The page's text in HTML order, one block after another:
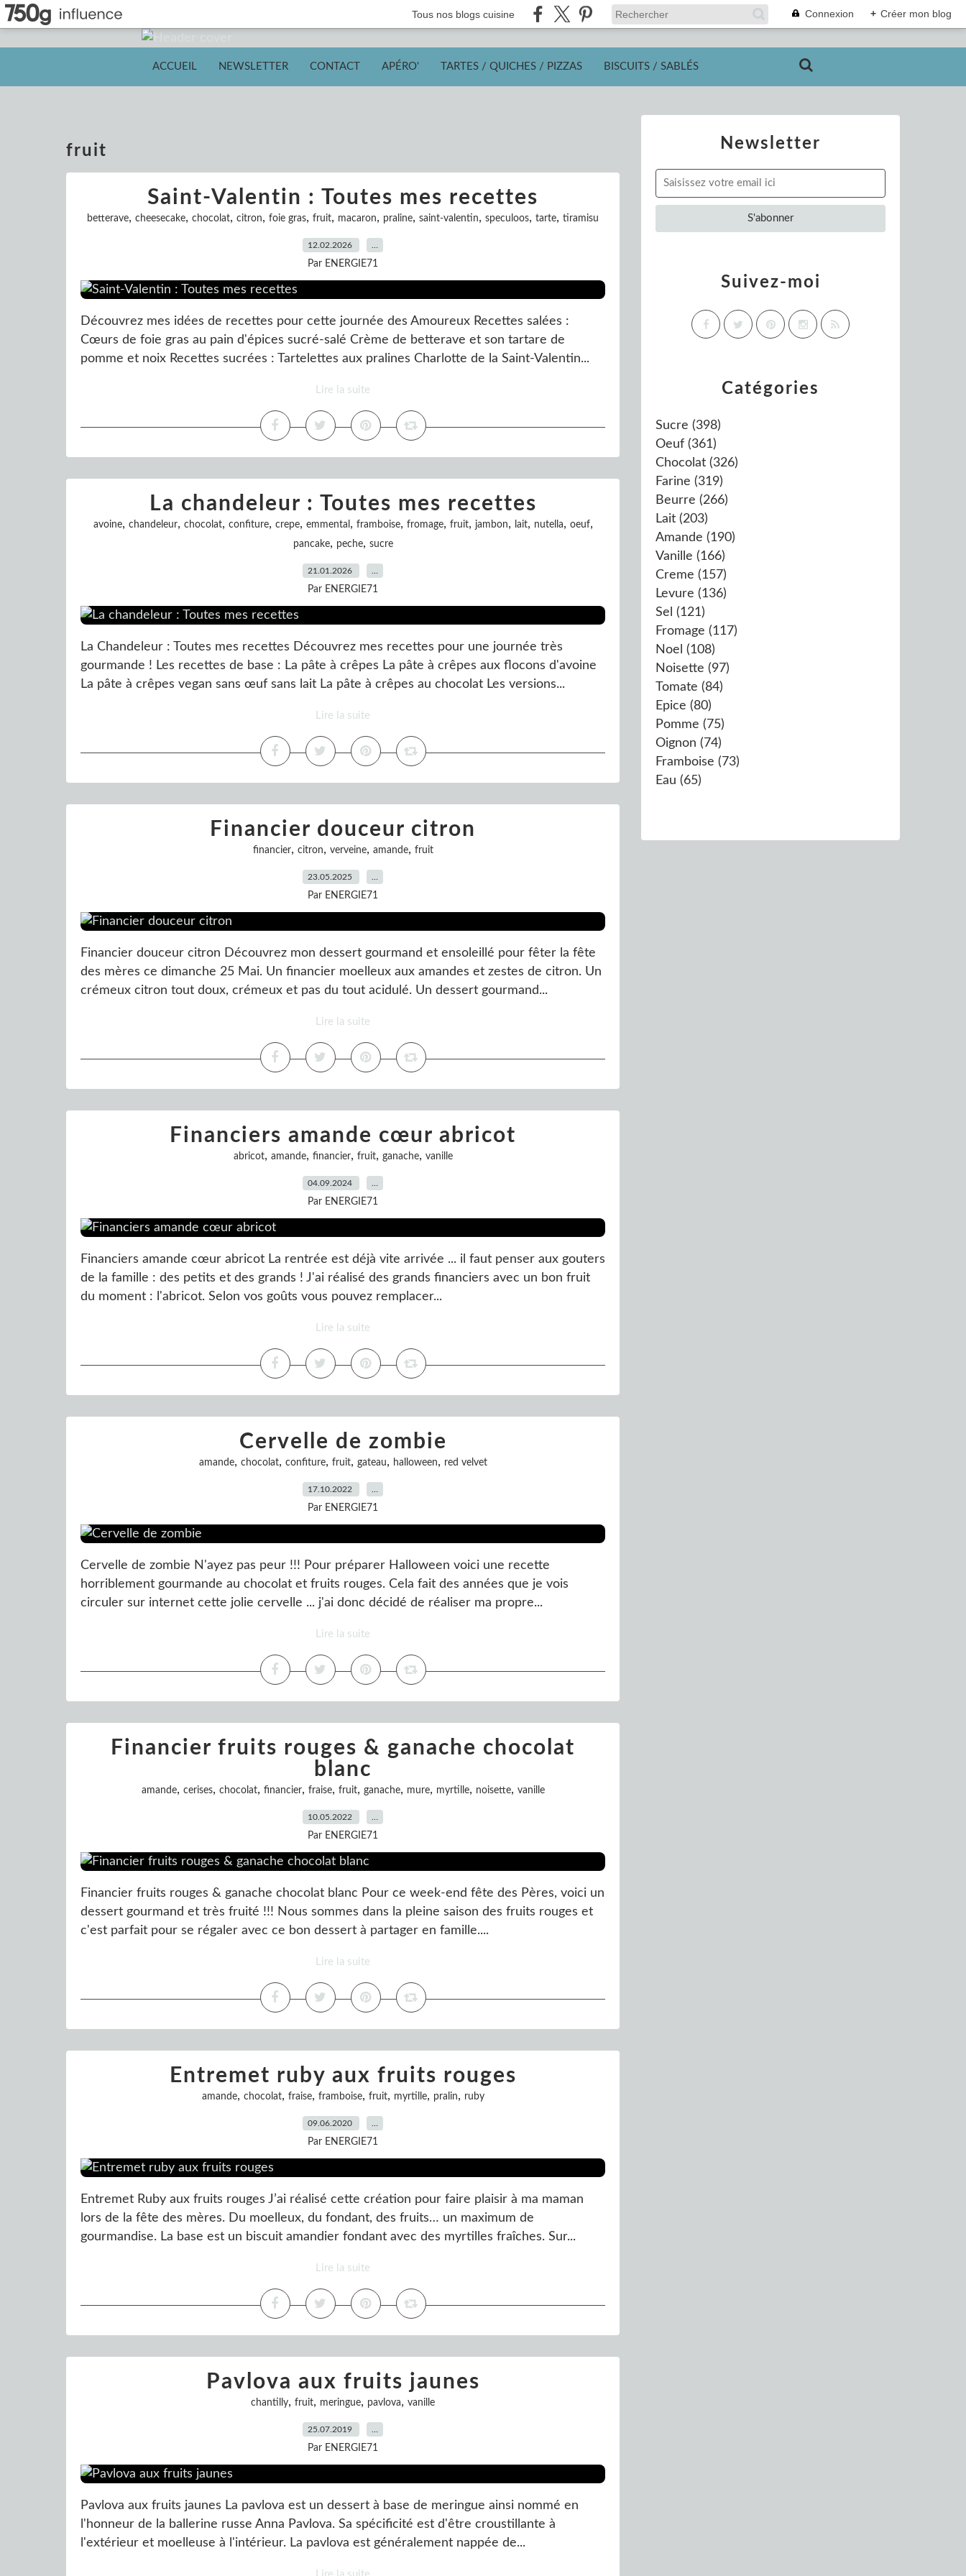
Tous nos blogs cuisine Connexion + Créer mon blog
ACCUEIL NEWSLETTER CONTACT APÉRO' TARTES / QUICHES / PIZZAS BISCUITS / SABLÉS
fruit
Saint-Valentin : Toutes mes recettes
betterave, cheesecake, chocolat, citron, foie gras, fruit, macaron, praline, saint-valentin, speculoos, tarte, tiramisu
12.02.2026
Par ENERGIE71
Découvrez mes idées de recettes pour cette journée des Amoureux Recettes salées :
Cœurs de foie gras au pain d'épices sucré-salé Crème de betterave et son tartare de
pomme et noix Recettes sucrées : Tartelettes aux pralines Charlotte de la Saint-Valentin...
Lire la suite
La chandeleur : Toutes mes recettes
avoine, chandeleur, chocolat, confiture, crepe, emmental , framboise, fromage, fruit, jambon, lait, nutella, oeuf,
pancake, peche, sucre
21.01.2026
Par ENERGIE71
La Chandeleur : Toutes mes recettes Découvrez mes recettes pour une journée très
gourmande ! Les recettes de base : La pâte à crêpes La pâte à crêpes aux flocons d'avoine
La pâte à crêpes vegan sans œuf sans lait La pâte à crêpes au chocolat Les versions...
Lire la suite
Financier douceur citron
financier, citron, verveine, amande, fruit
23.05.2025
Par ENERGIE71
Financier douceur citron Découvrez mon dessert gourmand et ensoleillé pour fêter la fête
des mères ce dimanche 25 Mai. Un financier moelleux aux amandes et zestes de citron. Un
crémeux citron tout doux, crémeux et pas du tout acidulé. Un dessert gourmand...
Lire la suite
Financiers amande cœur abricot
abricot, amande, financier, fruit, ganache, vanille
04.09.2024
Par ENERGIE71
Financiers amande cœur abricot La rentrée est déjà vite arrivée ... il faut penser aux gouters
de la famille : des petits et des grands ! J'ai réalisé des grands financiers avec un bon fruit
du moment : l'abricot. Selon vos goûts vous pouvez remplacer...
Lire la suite
Cervelle de zombie
amande, chocolat, confiture, fruit, gateau, halloween, red velvet
17.10.2022
Par ENERGIE71
Cervelle de zombie N'ayez pas peur !!! Pour préparer Halloween voici une recette
horriblement gourmande au chocolat et fruits rouges. Cela fait des années que je vois
circuler sur internet cette jolie cervelle ... j'ai donc décidé de réaliser ma propre...
Lire la suite
Financier fruits rouges & ganache chocolat
blanc
amande, cerises, chocolat, financier, fraise, fruit, ganache, mure, myrtille, noisette, vanille
10.05.2022
Par ENERGIE71
Financier fruits rouges & ganache chocolat blanc Pour ce week-end fête des Pères, voici un
dessert gourmand et très fruité !!! Nous sommes dans la pleine saison des fruits rouges et
c'est parfait pour se régaler avec ce bon dessert à partager en famille....
Lire la suite
Entremet ruby aux fruits rouges
amande, chocolat, fraise, framboise, fruit, myrtille, pralin, ruby
09.06.2020
Par ENERGIE71
Entremet Ruby aux fruits rouges J’ai réalisé cette création pour faire plaisir à ma maman
lors de la fête des mères. Du moelleux, du fondant, des fruits… un maximum de
gourmandise. La base est un biscuit amandier fondant avec des myrtilles fraîches. Sur...
Lire la suite
Pavlova aux fruits jaunes
chantilly, fruit, meringue, pavlova, vanille
25.07.2019
Par ENERGIE71
Pavlova aux fruits jaunes La pavlova est un dessert à base de meringue ainsi nommé en
l'honneur de la ballerine russe Anna Pavlova. Sa spécificité est d'être croustillante à
l'extérieur et moelleuse à l'intérieur. La pavlova est généralement nappée de...
Newsletter
Catégories
Sucre (398)
Oeuf (361)
Chocolat (326)
Farine (319)
Beurre (266)
Lait (203)
Amande (190)
Vanille (166)
Creme (157)
Levure (136)
Sel (121)
Fromage (117)
Noel (108)
Noisette (97)
Tomate (84)
Epice (80)
Pomme (75)
Oignon (74)
Framboise (73)
Eau (65)
Suivez-moi